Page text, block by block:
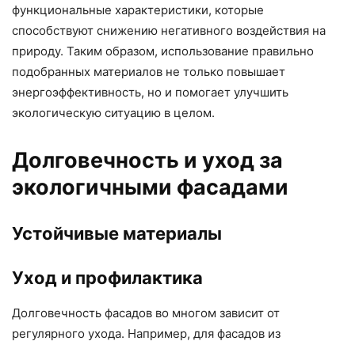
функциональные характеристики, которые
способствуют снижению негативного воздействия на
природу. Таким образом, использование правильно
подобранных материалов не только повышает
энергоэффективность, но и помогает улучшить
экологическую ситуацию в целом.
Долговечность и уход за
экологичными фасадами
Устойчивые материалы
Уход и профилактика
Долговечность фасадов во многом зависит от
регулярного ухода. Например, для фасадов из